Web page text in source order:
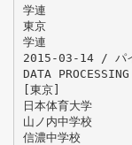
学連
東京
学連
2015-03-14 / パイ
DATA
[東京]
日本体育大学
山ノ内中学校
信濃中学校